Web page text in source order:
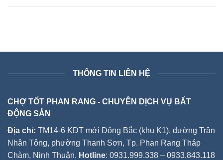
THÔNG TIN LIÊN HỆ
CHỢ TỐT PHAN RANG - CHUYÊN DỊCH VỤ BẤT
ĐỘNG SẢN
Địa chỉ: TM14-6 KĐT mới Đông Bắc (khu K1), đường Trần
Nhân Tông, phường Thanh Sơn, Tp. Phan Rang Tháp
Chàm, Ninh Thuận. Hotline: 0931.999.338 – 0933.843.118